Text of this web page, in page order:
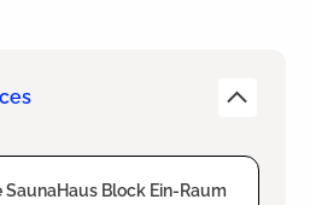
SaunaHaus Block Ein-Raum